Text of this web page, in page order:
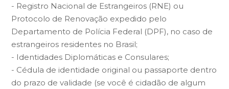
- Registro Nacional de Estrangeiros (RNE) ou
Protocolo de Renovação expedido pelo
Departamento de Polícia Federal (DPF), no caso de
estrangeiros residentes no Brasil;
- Identidades Diplomáticas e Consulares;
- Cédula de identidade original ou passaporte dentro
do prazo de validade (se você é cidadão de algum